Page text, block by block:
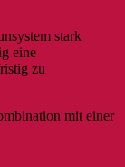
stark
eine
zu
mit einer